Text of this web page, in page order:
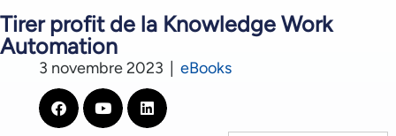
Tirer profit de la Knowledge Work
Automation
3 novembre 2023 eBooks